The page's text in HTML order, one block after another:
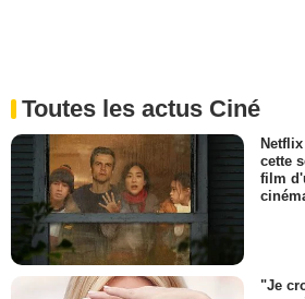
Toutes les actus Ciné
cette
film
"Je